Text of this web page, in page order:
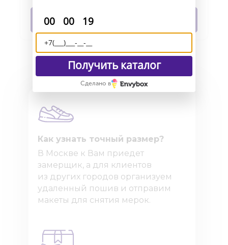
В Москве к Вам приедет
замерщик, а для клиентов
из других городов организуем
удаленный пошив и отправим
макеты для снятия мерок.
Как узнать точный размер?
00 00 19
Получить каталог
Сделано в